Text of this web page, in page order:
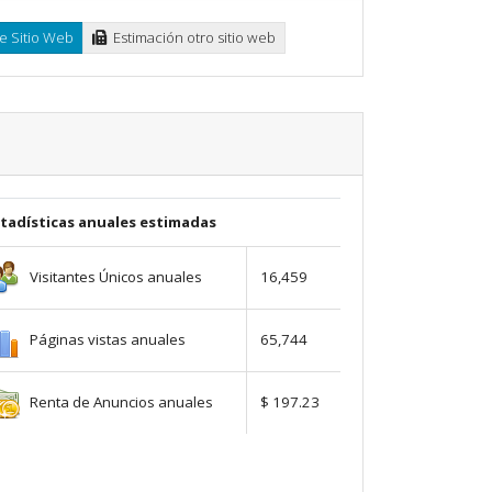
Sitio Web Estimación otro sitio web
anuales estimadas
Visitantes Únicos anuales 16,459
Páginas vistas anuales 65,744
Renta de Anuncios anuales $ 197.23